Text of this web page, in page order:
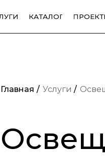
КАТАЛОГ ПРОЕКТЫ
/
Услуги
/
Главная